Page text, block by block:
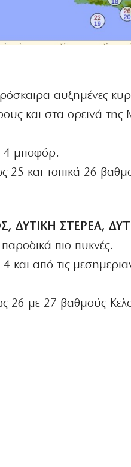
αυξημένες
και στα ορεινά
4 μποφόρ.
25 και τοπικά 26
ΔΥΤΙΚΗ ΣΤΕΡΕΑ,
πιο πυκνές.
και από τις
26 με 27 βαθμούς